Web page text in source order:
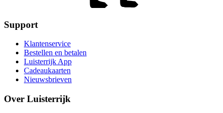
Support
Klantenservice
Bestellen en betalen
Luisterrijk App
Cadeaukaarten
Nieuwsbrieven
Over Luisterrijk